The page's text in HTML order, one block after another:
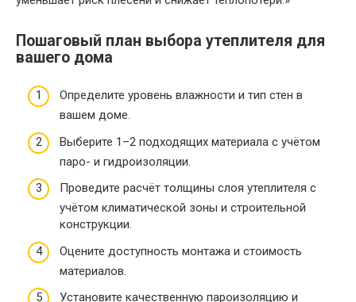
Пошаговый план выбора утеплителя для
вашего дома
Определите уровень влажности и тип стен в
вашем доме.
Выберите 1–2 подходящих материала с учётом
паро- и гидроизоляции.
Проведите расчёт толщины слоя утеплителя с
учётом климатической зоны и строительной
конструкции.
Оцените доступность монтажа и стоимость
материалов.
Установите качественную пароизоляцию и